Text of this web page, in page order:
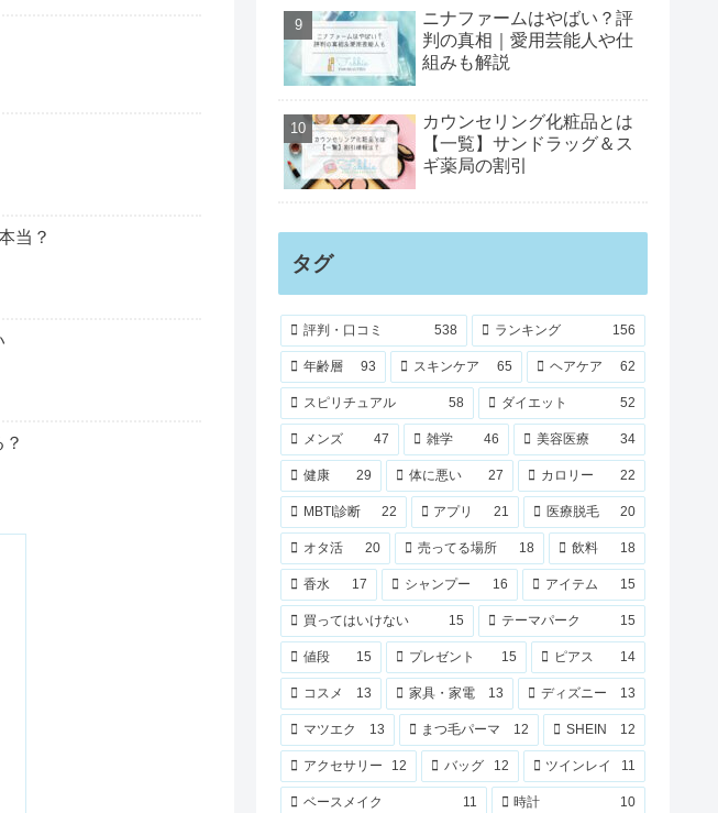
ニナファームはやばい？評
判の真相｜愛用芸能人や仕
組みも解説
カウンセリング化粧品とは
【一覧】サンドラッグ＆ス
ギ薬局の割引
タグ
評判・口コミ 538 ランキング 156
年齢層 93 スキンケア 65 ヘアケア 62
スピリチュアル 58 ダイエット 52
メンズ 47 雑学 46 美容医療 34
健康 29 体に悪い 27 カロリー 22
MBTI診断 22 アプリ 21 医療脱毛 20
オタ活 20 売ってる場所 18 飲料 18
香水 17 シャンプー 16 アイテム 15
買ってはいけない 15 テーマパーク 15
値段 15 プレゼント 15 ピアス 14
コスメ 13 家具・家電 13 ディズニー 13
マツエク 13 まつ毛パーマ 12 SHEIN 12
アクセサリー 12 バッグ 12 ツインレイ 11
ベースメイク 11 時計 10